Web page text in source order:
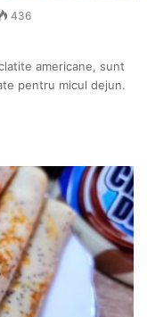
436
americane, sunt
pentru micul dejun.